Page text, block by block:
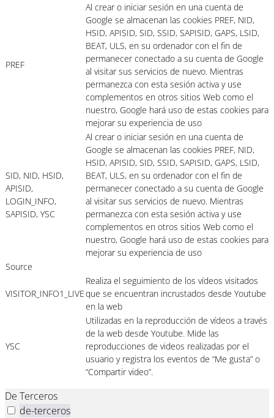
PREF
Al crear o iniciar sesión en una cuenta de
Google se almacenan las cookies PREF, NID,
HSID, APISID, SID, SSID, SAPISID, GAPS, LSID,
BEAT, ULS, en su ordenador con el fin de
permanecer conectado a su cuenta de Google
al visitar sus servicios de nuevo. Mientras
permanezca con esta sesión activa y use
complementos en otros sitios Web como el
nuestro, Google hará uso de estas cookies para
mejorar su experiencia de uso
SID, NID, HSID,
APISID,
LOGIN_INFO,
SAPISID, YSC
Al crear o iniciar sesión en una cuenta de
Google se almacenan las cookies PREF, NID,
HSID, APISID, SID, SSID, SAPISID, GAPS, LSID,
BEAT, ULS, en su ordenador con el fin de
permanecer conectado a su cuenta de Google
al visitar sus servicios de nuevo. Mientras
permanezca con esta sesión activa y use
complementos en otros sitios Web como el
nuestro, Google hará uso de estas cookies para
mejorar su experiencia de uso
Source
VISITOR_INFO1_LIVE
Realiza el seguimiento de los vídeos visitados
que se encuentran incrustados desde Youtube
en la web
YSC
Utilizadas en la reproducción de vídeos a través
de la web desde Youtube. Mide las
reproducciones de videos realizadas por el
usuario y registra los eventos de “Me gusta” o
“Compartir video”.
De Terceros
de-terceros